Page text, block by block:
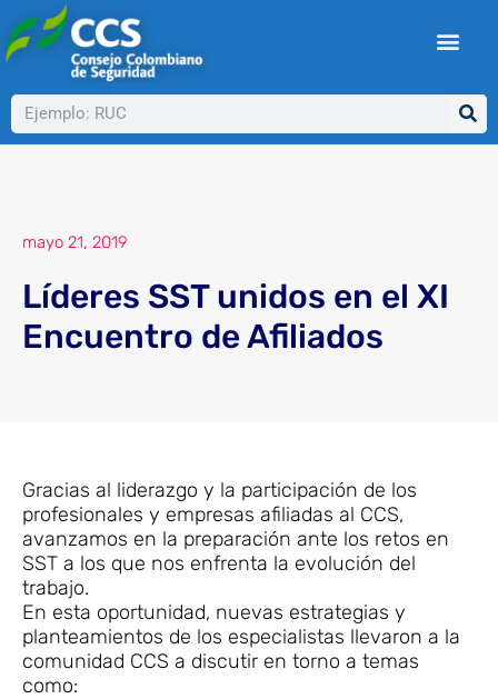
al
contenido
Buscar
mayo 21, 2019
Líderes SST unidos en el XI
Encuentro de Afiliados
Gracias al liderazgo y la participación de los
profesionales y empresas afiliadas al CCS,
avanzamos en la preparación ante los retos en
SST a los que nos enfrenta la evolución del
trabajo.
En esta oportunidad, nuevas estrategias y
planteamientos de los especialistas llevaron a la
comunidad CCS a discutir en torno a temas
como: